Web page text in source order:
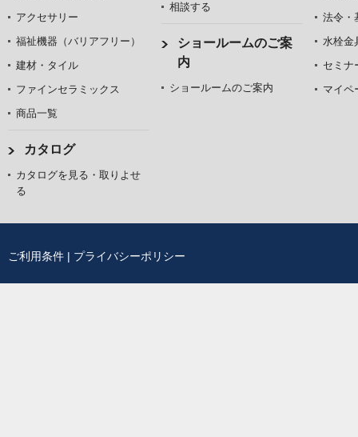
アクセサリー
福祉機器（バリアフリー）
建材・タイル
ファインセラミックス
商品一覧
カタログ
カタログを見る・取りよせ
る
相談する
ショールームのご案
内
ショールームのご案内
法令・
水栓金
セミナ
マイペ
ご利用条件 | プライバシーポリシー